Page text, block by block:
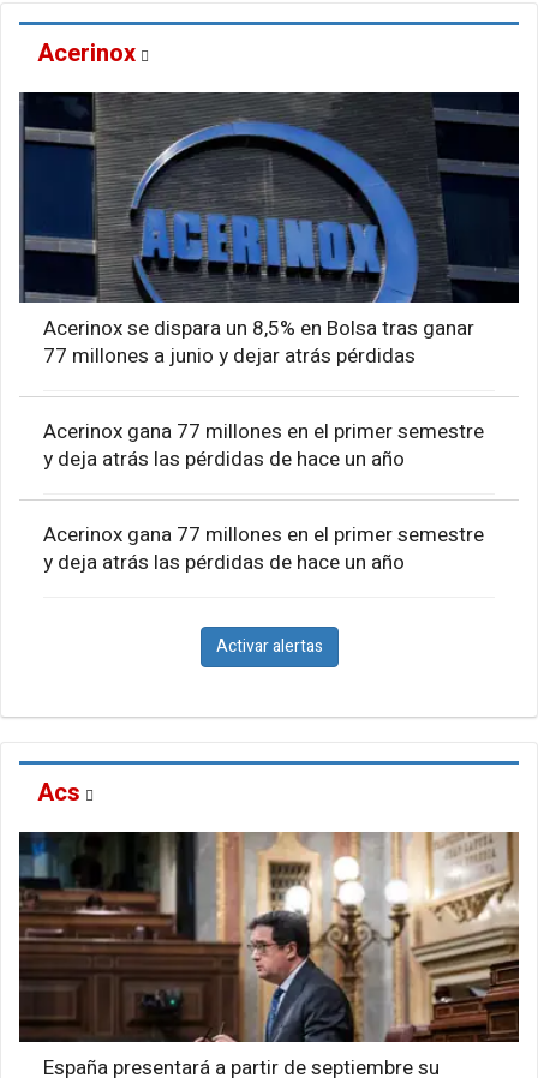
Acerinox
Acerinox se dispara un 8,5% en Bolsa tras ganar
77 millones a junio y dejar atrás pérdidas
Acerinox gana 77 millones en el primer semestre
y deja atrás las pérdidas de hace un año
Acerinox gana 77 millones en el primer semestre
y deja atrás las pérdidas de hace un año
Activar alertas
Acs
España presentará a partir de septiembre su